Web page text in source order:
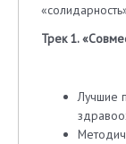
Трек 1.
Лучшие